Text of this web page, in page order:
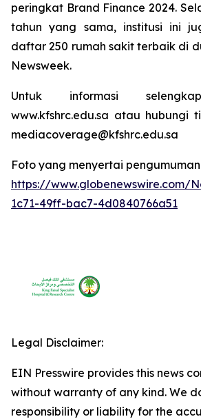
peringkat Brand Finance 2024.
tahun yang sama, institusi ini
daftar 250 rumah sakit terbaik di
Newsweek.
Untuk informasi
www.kfshrc.edu.sa atau hubungi
mediacoverage@kfshrc.edu.sa
Foto yang menyertai
https://www.globenewswire.com/
1c71-49ff-bac7-4d0840766a51
Legal Disclaimer:
EIN Presswire provides this news
without warranty of any kind. We
responsibility or liability for the